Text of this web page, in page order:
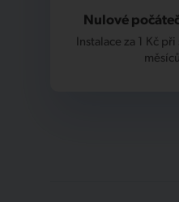
Nulové
Instalace za 1 Kč